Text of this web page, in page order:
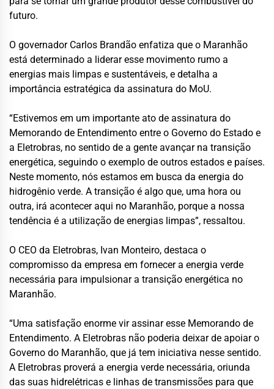
futuro.
O governador Carlos Brandão enfatiza que o Maranhão
está determinado a liderar esse movimento rumo a
energias mais limpas e sustentáveis, e detalha a
importância estratégica da assinatura do MoU.
“Estivemos em um importante ato de assinatura do
Memorando de Entendimento entre o Governo do Estado e
a Eletrobras, no sentido de a gente avançar na transição
energética, seguindo o exemplo de outros estados e países.
Neste momento, nós estamos em busca da energia do
hidrogênio verde. A transição é algo que, uma hora ou
outra, irá acontecer aqui no Maranhão, porque a nossa
tendência é a utilização de energias limpas”, ressaltou.
O CEO da Eletrobras, Ivan Monteiro, destaca o
compromisso da empresa em fornecer a energia verde
necessária para impulsionar a transição energética no
Maranhão.
“Uma satisfação enorme vir assinar esse Memorando de
Entendimento. A Eletrobras não poderia deixar de apoiar o
Governo do Maranhão, que já tem iniciativa nesse sentido.
A Eletrobras proverá a energia verde necessária, oriunda
das suas hidrelétricas e linhas de transmissões para que